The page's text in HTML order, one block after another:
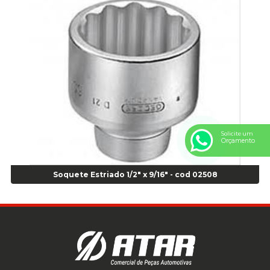
Anel Centralizador Honda 4 pçs - Vermelho - Cod 01465
Anel Centralizador Peugeot 4pçs - Branco - Cod 01466
Anel Centralizador Renault 4pçs - Marrom - Cod 01467
Anel Centralizador Toyota 4pçs - Preto - Cod 01335
Anel Centralizador VW 4pçs - Laranja - Cod 00520
Anel de vedação Jumbo OR-224 TG - Cod: 03749
Anel de vedação Jumbo OR-449 Cod: 03752
Anel p/ montagem de pneu s/cam aro 22,5 - Cod 00166
Anel para Montagem do Pneu Sem Câmara Aro 24,5 - Cod 02935
Anel para Vedação OR 25 - Cod 01766
Anel para Vedação OR 325 - Cod 03390
Anel para Vedação OR 325 Nacional -Cod 01768
Anel para Vedação OR 329 - Cod 01769
Anel para Vedação OR 335 Importado - Cod 01771
Anel para Vedação OR 339 - Cod 01772
Anel para Vedação OR 345 - Cod 01773
Soquete Estriado 1/2" x 9/16" - cod 02508
Solicite um
Orçamento